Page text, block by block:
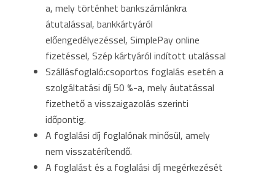
a, mely történhet bankszámlánkra
átutalással, bankkártyáról
előengedélyezéssel, SimplePay online
fizetéssel, Szép kártyáról indított utalással
Szállásfoglaló:csoportos foglalás esetén a
szolgáltatási díj 50 %-a, mely áutatással
fizethető a visszaigazolás szerinti
időpontig.
A foglalási díj foglalónak minősül, amely
nem visszatérítendő.
A foglalást és a foglalási díj megérkezését